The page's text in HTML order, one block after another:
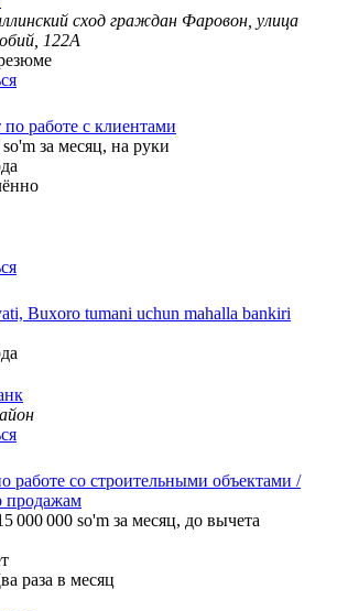
сход граждан Фаровон, улица
122А
работе с клиентами
so'm за месяц, на руки
Buxoro tumani uchun mahalla bankiri
работе со строительными объектами /
продажам
000 000 so'm за месяц, до вычета
раза в месяц